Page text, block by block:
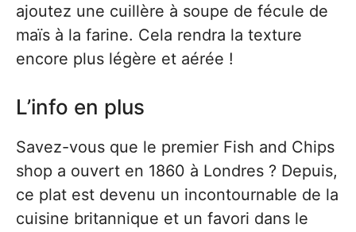
ajoutez une cuillère à soupe de fécule de
maïs à la farine. Cela rendra la texture
encore plus légère et aérée !
L’info en plus
Savez-vous que le premier Fish and Chips
shop a ouvert en 1860 à Londres ? Depuis,
ce plat est devenu un incontournable de la
cuisine britannique et un favori dans le